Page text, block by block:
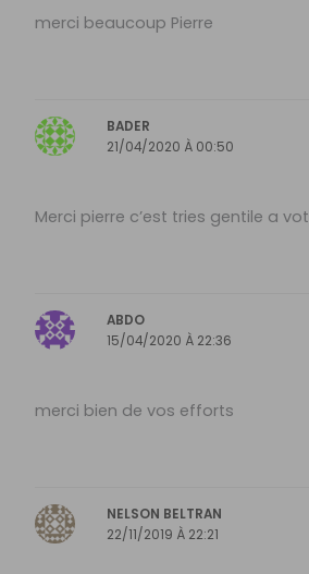
merci beaucoup Pierre
BADER
21/04/2020 À 00:50
Merci pierre c’est tries gentile a
ABDO
15/04/2020 À 22:36
merci bien de vos efforts
NELSON BELTRAN
22/11/2019 À 22:21